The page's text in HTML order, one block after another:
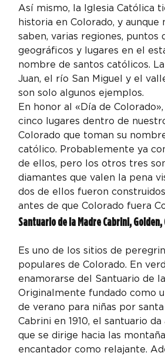
Así mismo, la Iglesia Católica
historia en Colorado, y aunque
saben, varias regiones, puntos
geográficos y lugares en el
nombre de santos católicos.
Juan, el río San Miguel y el
son solo algunos ejemplos.
En honor al «Día de
cinco lugares dentro de
Colorado que toman su
católico. Probablemente ya
de ellos, pero los otros tres
diamantes que valen la pena
dos de ellos fueron
antes de que Colorado fuera
Santuario de la Madre Cabrini, Golden,
Es uno de los sitios de
populares de Colorado. En
enamorarse del Santuario de
Originalmente fundado como
de verano para niñas por
Cabrini en 1910, el santuario
que se dirige hacia las
encantador como relajante.